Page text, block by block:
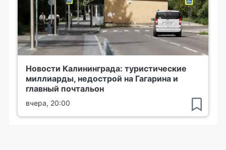
Новости Калининграда: туристические
миллиарды, недострой на Гагарина и
главный почтальон
вчера, 20:00